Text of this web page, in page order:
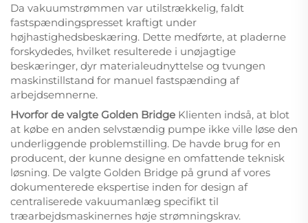
Da vakuumstrømmen var utilstrækkelig, faldt
fastspændingspresset kraftigt under
højhastighedsbeskæring. Dette medførte, at pladerne
forskydedes, hvilket resulterede i unøjagtige
beskæringer, dyr materialeudnyttelse og tvungen
maskinstillstand for manuel fastspænding af
arbejdsemnerne.
Hvorfor de valgte Golden Bridge Klienten indså, at blot
at købe en anden selvstændig pumpe ikke ville løse den
underliggende problemstilling. De havde brug for en
producent, der kunne designe en omfattende teknisk
løsning. De valgte Golden Bridge på grund af vores
dokumenterede ekspertise inden for design af
centraliserede vakuumanlæg specifikt til
træarbejdsmaskinernes høje strømningskrav.